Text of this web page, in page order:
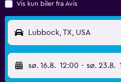
Vis kun biler fra Avis
Lubbock, TX, USA
sø. 16.8. 12:00 - sø. 23.8.